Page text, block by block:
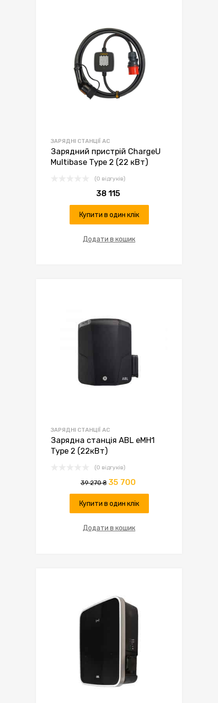
ЗАРЯДНІ СТАНЦІЇ AC
Зарядний пристрій ChargeU
Multibase Type 2 (22 кВт)
(0 відгуків)
38 115
Купити в один клік
Додати в кошик
ЗАРЯДНІ СТАНЦІЇ AC
Зарядна станція ABL eMH1
Type 2 (22кВт)
(0 відгуків)
39 270₴ 35 700
Купити в один клік
Додати в кошик